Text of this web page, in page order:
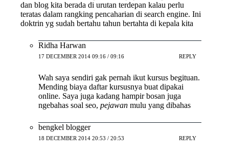
dan blog kita berada di urutan terdepan kalau perlu
teratas dalam rangking pencaharian di search engine. Ini
doktrin yg sudah bertahu tahun bertahta di kepala kita
Ridha Harwan
17 DECEMBER 2014 09:16 / 09:16 REPLY
Wah saya sendiri gak pernah ikut kursus begituan.
Mending biaya daftar kursusnya buat dipakai
online. Saya juga kadang hampir bosan juga
ngebahas soal seo, pejawan mulu yang dibahas
bengkel blogger
18 DECEMBER 2014 20:53 / 20:53 REPLY